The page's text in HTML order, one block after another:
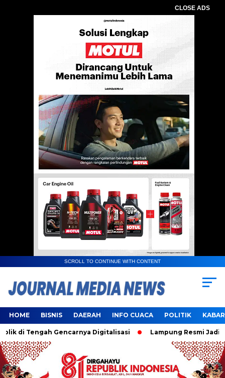
CLOSE ADS
SCROLL TO CONTINUE WITH CONTENT
HOME BISNIS DAERAH INFO CUACA POLITIK
Tengah Gencarnya Digitalisasi Lampung Resmi Jadi Tuan